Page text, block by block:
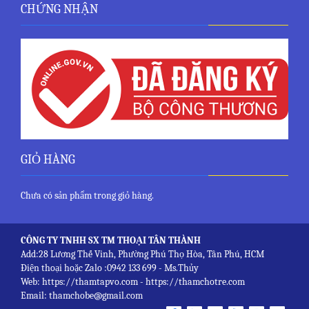
CHỨNG NHẬN
GIỎ HÀNG
Chưa có sản phẩm trong giỏ hàng.
CÔNG TY TNHH SX TM THOẠI TÂN THÀNH
Add:28 Lương Thế Vinh, Phường Phú Thọ Hòa, Tân Phú, HCM
Điện thoại hoặc Zalo :0942 133 699 - Ms.Thủy
Web: https://thamtapvo.com - https://thamchotre.com
Email: thamchobe@gmail.com